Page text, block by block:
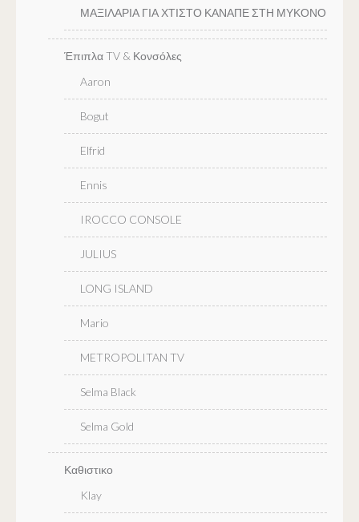
ΜΑΞΙΛΑΡΙΑ ΓΙΑ ΧΤΙΣΤΟ ΚΑΝΑΠΕ ΣΤΗ ΜΥΚΟΝΟ
Έπιπλα TV & Κονσόλες
Aaron
Bogut
Elfrid
Ennis
IROCCO CONSOLE
JULIUS
LONG ISLAND
Mario
METROPOLITAN TV
Selma Black
Selma Gold
Καθιστικο
Klay